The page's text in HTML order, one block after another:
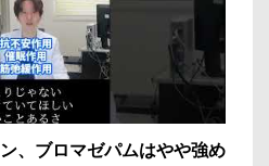
、ブロマゼパムはやや強め